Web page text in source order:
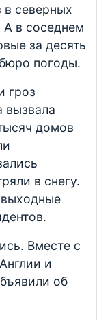
в северных
в соседнем
за десять
погоды.
гроз
вызвала
домов
в снегу.
выходные
Вместе с
и
об